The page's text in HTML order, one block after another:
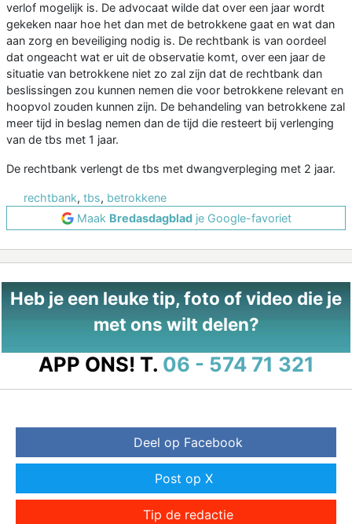
verlof mogelijk is. De advocaat wilde dat over een jaar wordt
gekeken naar hoe het dan met de betrokkene gaat en wat dan
aan zorg en beveiliging nodig is. De rechtbank is van oordeel
dat ongeacht wat er uit de observatie komt, over een jaar de
situatie van betrokkene niet zo zal zijn dat de rechtbank dan
beslissingen zou kunnen nemen die voor betrokkene relevant en
hoopvol zouden kunnen zijn. De behandeling van betrokkene zal
meer tijd in beslag nemen dan de tijd die resteert bij verlenging
van de tbs met 1 jaar.
De rechtbank verlengt de tbs met dwangverpleging met 2 jaar.
rechtbank, tbs, betrokkene
Maak Bredasdagbladje Google-favoriet
Heb je een leuke tip, foto of video die je
met ons wilt delen?
APP ONS! T. 06 - 574 71 321
Deel op Facebook
Post op X
Tip de redactie